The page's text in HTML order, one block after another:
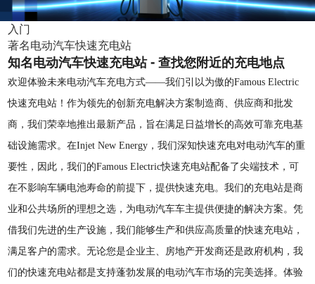
入门
著名电动汽车快速充电站
知名电动汽车快速充电站 - 查找您附近的充电地点
欢迎体验未来电动汽车充电方式——我们引以为傲的Famous Electric
快速充电站！作为领先的创新充电解决方案制造商、供应商和批发
商，我们荣幸地推出最新产品，旨在满足日益增长的高效可靠充电基
础设施需求。在Injet New Energy，我们深知快速充电对电动汽车的重
要性，因此，我们的Famous Electric快速充电站配备了尖端技术，可
在不影响车辆电池寿命的前提下，提供快速充电。我们的充电站是商
业和公共场所的理想之选，为电动汽车车主提供便捷的解决方案。凭
借我们先进的生产设施，我们能够生产和供应高质量的快速充电站，
满足客户的需求。无论您是企业主、房地产开发商还是政府机构，我
们的快速充电站都是支持蓬勃发展的电动汽车市场的完美选择。体验